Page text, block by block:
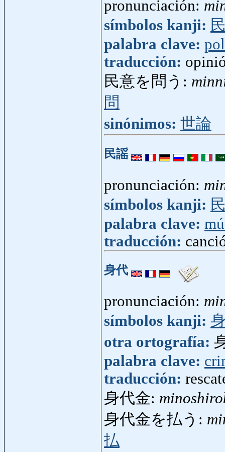
pronunciación:
símbolos kanji:
palabra clave:
traducción:
民意を問う:
問
sinónimos: 世論
民謡
pronunciación:
símbolos kanji:
palabra clave:
traducción:
身代
pronunciación:
símbolos kanji:
otra ortografía:
palabra clave:
traducción:
身代金:
身代金を払う:
払